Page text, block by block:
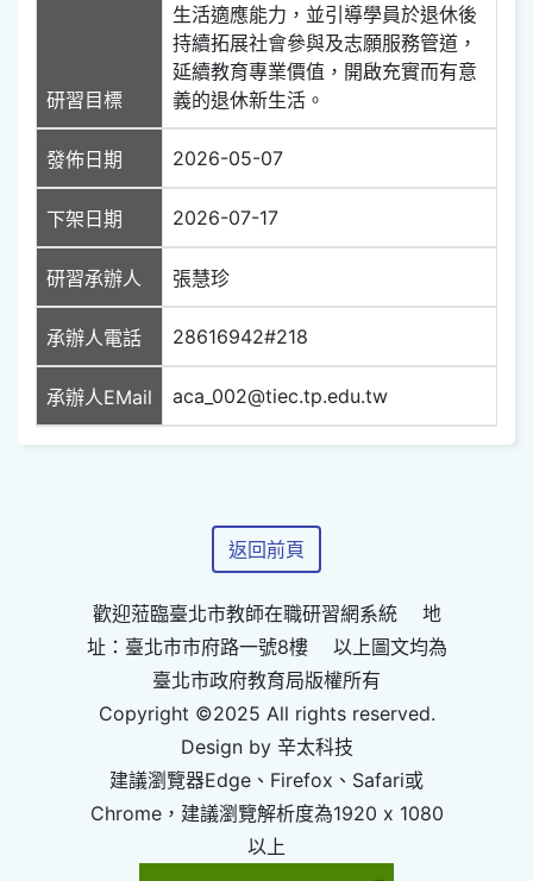
研習目標
生活適應能力，並引導學員於退休後
持續拓展社會參與及志願服務管道，
延續教育專業價值，開啟充實而有意
義的退休新生活。
發佈日期 2026-05-07
下架日期 2026-07-17
研習承辦人 張慧珍
承辦人電話 28616942#218
承辦人EMail aca_002@tiec.tp.edu.tw
返回前頁
歡迎蒞臨臺北市教師在職研習網系統 地
址：臺北市市府路一號8樓 以上圖文均為
臺北市政府教育局版權所有
Copyright ©2025 All rights reserved.
Design by 辛太科技
建議瀏覽器Edge、Firefox、Safari或
Chrome，建議瀏覽解析度為1920 x 1080
以上